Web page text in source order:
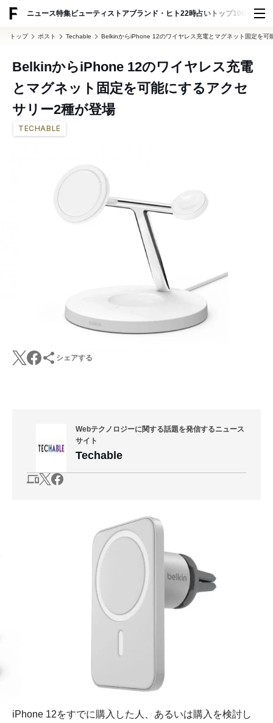
ニュース特集ビューティ ストアブランド・ヒト22時占い トップ100 スナッ
トップ ポスト Techable BelkinからiPhone 12のワイヤレス充電とマグネット固定を可
BelkinからiPhone 12のワイヤレス充電
とマグネット固定を可能にするアクセ
サリー2種が登場
TECHABLE
シェアする
Webテクノロジーに関する話題を発信するニュース
サイト
Techable
iPhone 12をすでに購入した人、あるいは購入を検討し